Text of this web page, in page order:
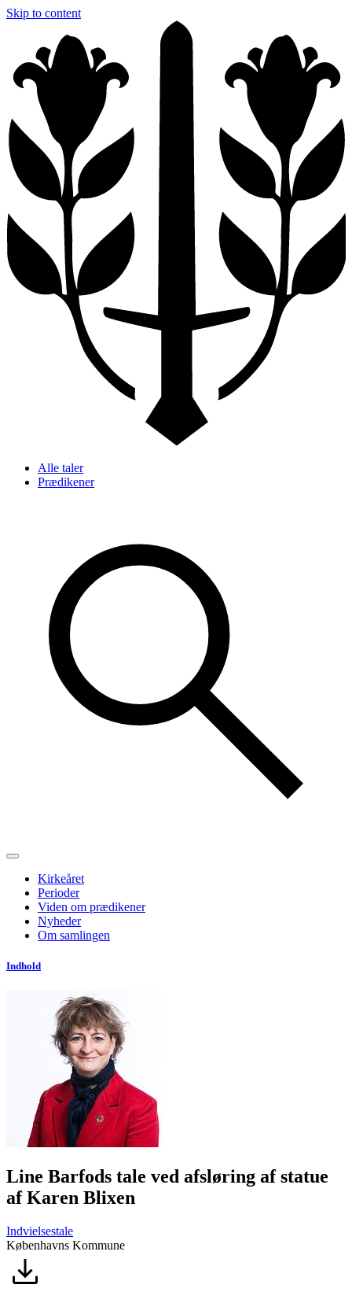
Skip to content
Alle taler
Prædikener
Kirkeåret
Perioder
Viden om prædikener
Nyheder
Om samlingen
Indhold
Line Barfods tale ved afsløring af statue
af Karen Blixen
Indvielsestale
Københavns Kommune